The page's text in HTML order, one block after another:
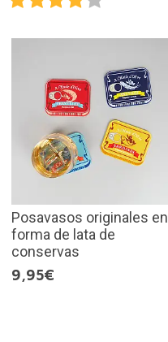
Posavasos originales en
forma de lata de
conservas
9,95€